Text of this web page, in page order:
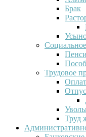
Брак
Трудовое
Труд